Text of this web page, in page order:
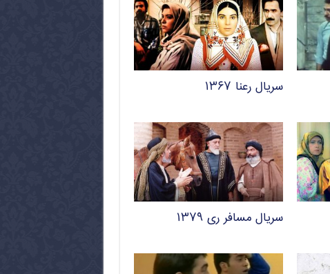
سریال رعنا ۱۳۶۷
سریال مسافر ری ۱۳۷۹